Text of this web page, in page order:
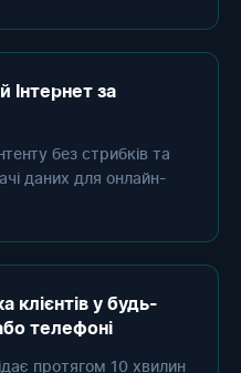
Інтернет за
без стрибків та
даних для онлайн-
клієнтів у будь-
телефоні
протягом 10 хвилин